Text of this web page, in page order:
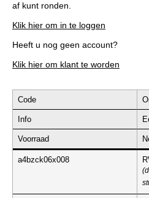
af kunt ronden.
Klik hier om in te loggen
Heeft u nog geen account?
Klik hier om klant te worden
Code
Info
Voorraad
a4bzck06x008